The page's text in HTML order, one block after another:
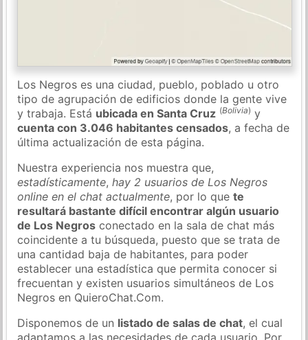
Los Negros es una ciudad, pueblo, poblado u otro
tipo de agrupación de edificios donde la gente vive
y trabaja. Está ubicada en Santa Cruz (Bolivia) y
cuenta con 3.046 habitantes censados, a fecha de
última actualización de esta página.
Nuestra experiencia nos muestra que,
estadísticamente,hay 2 usuarios de Los Negros
online en el chat actualmente, por lo quete
resultará bastante difícil encontrar algún usuario
de Los Negros conectado en la sala de chat más
coincidente a tu búsqueda, puesto que se trata de
una cantidad baja de habitantes, para poder
establecer una estadística que permita conocer si
frecuentan y existen usuarios simultáneos de Los
Negros en QuieroChat.Com.
Disponemos de un listado de salas de chat, el cual
adaptamos a las necesidades de cada usuario. Por